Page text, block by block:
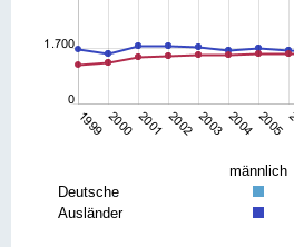
männlich
Deutsche
Ausländer